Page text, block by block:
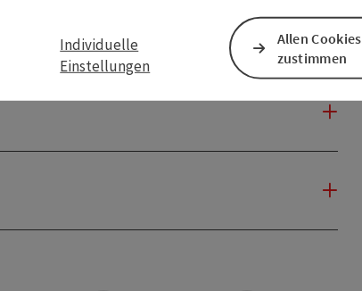
Individuelle
Einstellungen
Allen Cookies
zustimmen